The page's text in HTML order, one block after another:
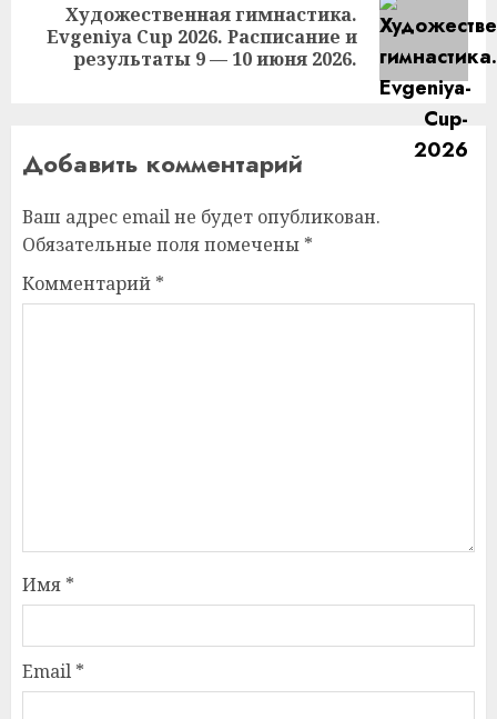
Следующая
запись:
Художественная гимнастика.
Evgeniya Cup 2026. Расписание и
результаты 9 — 10 июня 2026.
Добавить комментарий
Ваш адрес email не будет опубликован.
Обязательные поля помечены *
Комментарий *
Имя *
Email *